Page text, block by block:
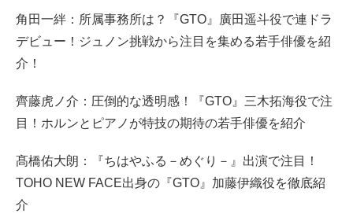
角田一絆：所属事務所は？『GTO』廣田遥斗役で連ドラ
デビュー！ジュノン挑戦から注目を集める若手俳優を紹
介！
齊藤虎ノ介：圧倒的な透明感！『GTO』三木拓海役で注
目！ホルンとピアノが特技の期待の若手俳優を紹介
髙橋佑大朗：『ちはやふる－めぐり－』出演で注目！
TOHO NEW FACE出身の『GTO』加藤伊織役を徹底紹
介